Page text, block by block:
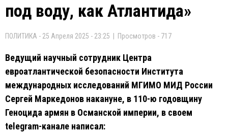
под воду, как Атлантида»
ПОЛИТИКА - 25 Апреля 2025 - 23:25 | Просмотров - 717
Ведущий научный сотрудник Центра
евроатлантической безопасности Института
международных исследований МГИМО МИД России
Сергей Маркедонов накануне, в 110-ю годовщину
Геноцида армян в Османской империи, в своем
telegram-канале написал: